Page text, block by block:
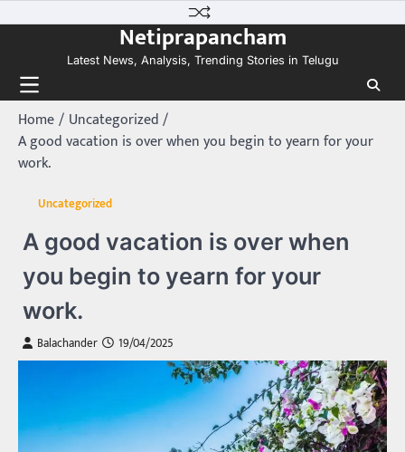
to
Netiprapancham
Latest News, Analysis, Trending Stories in Telugu
Home
Uncategorized
A good vacation is over when you begin to yearn for your
work.
Uncategorized
A good vacation is over when
you begin to yearn for your
work.
Balachander 19/04/2025